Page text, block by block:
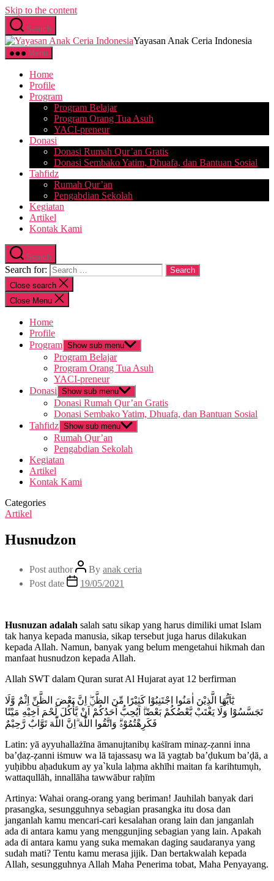
Skip to the content
Search
Yayasan Anak Ceria Indonesia
Menu
Home
Profile
Program
Program Belajar
Program Orang Tua Asuh
YACI-preneur
Donasi
Donasi Rumah Qur’an Gratis
Donasi Sembako Yatim, Dhuafa, dan Bantuan Sosial
Tahfidz
Rumah Qur’an
Pengabdian Sekolah
Kegiatan
Artikel
Kontak Kami
Search
Search for:
Close search
Close Menu
Home
Profile
Program Show sub menu
Program Belajar
Program Orang Tua Asuh
YACI-preneur
Donasi Show sub menu
Donasi Rumah Qur’an Gratis
Donasi Sembako Yatim, Dhuafa, dan Bantuan Sosial
Tahfidz Show sub menu
Rumah Qur’an
Pengabdian Sekolah
Kegiatan
Artikel
Kontak Kami
Categories
Artikel
Husnudzon
Post author By anak ceria
Post date
19/05/2021
Husnuzan adalah salah satu sikap yang harus dimiliki umat Islam
tak hanya kepada manusia, sikap tersebut juga harus dilakukan
kepada Allah. Namun, banyak yang belum mengetahui hikmah dan
manfaat husnudzon kepada Allah.
Allah SWT dalam Quran surat Al Hujarat ayat 12 berfirman
يٰٓاَيُّهَا الَّذِيْنَ اٰمَنُوا اجْتَنِبُوْا كَثِيْرًا مِّنَ الظَّنِّۖ اِنَّ بَعْضَ الظَّنِّ اِثْمٌ وَّلَا
تَجَسَّسُوْا وَلَا يَغْتَبْ بَّعْضُكُمْ بَعْضًاۗ اَيُحِبُّ اَحَدُكُمْ اَنْ يَّأْكُلَ لَحْمَ اَخِيْهِ مَيْتًا
فَكَرِهْتُمُوْهُۗ وَاتَّقُوا اللّٰهَ ۗاِنَّ اللّٰهَ تَوَّابٌ رَّحِيْمٌ
Latin: yā ayyuhallażīna āmanujtanibụ kaṡīram minaẓ-ẓanni inna
ba’ḍaẓ-ẓanni iṡmuw wa lā tajassasụ wa lā yagtab ba’ḍukum ba’ḍā, a
yuḥibbu aḥadukum ay ya`kula laḥma akhīhi maitan fa karihtumụh,
wattaqullāh, innallāha tawwābur raḥīm
Artinya: Wahai orang-orang yang beriman! Jauhilah banyak dari
prasangka, sesungguhnya sebagian prasangka itu dosa dan
janganlah kamu mencari-cari kesalahan orang lain dan janganlah
ada di antara kamu yang menggunjing sebagian yang lain. Apakah
ada di antara kamu yang suka memakan daging saudaranya yang
sudah mati? Tentu kamu merasa jijik. Dan bertakwalah kepada
Allah, sesungguhnya Allah Maha Penerima tobat, Maha Penyayang.